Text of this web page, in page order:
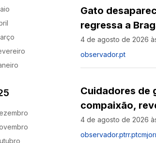
Gato
regressa a
4 de agosto de 2026
observador.pt
Cuidadores de
compaixão,
4 de agosto de 2026
observador.ptrr.pt